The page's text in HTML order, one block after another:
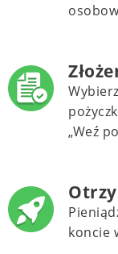
„Weź
koncie